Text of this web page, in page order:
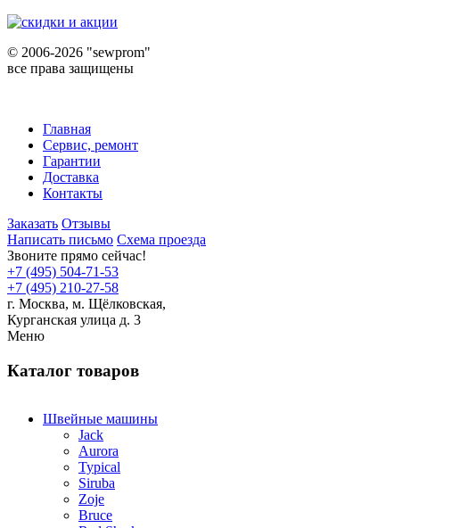
© 2006-2026 "sewprom"
все права защищены
Главная
Сервис, ремонт
Гарантии
Доставка
Контакты
Заказать Отзывы
Написать письмо Схема проезда
Звоните прямо сейчас!
+7 (495) 504-71-53
+7 (495) 210-27-58
г. Москва, м. Щёлковская,
Курганская улица д. 3
Меню
Каталог товаров
Швейные машины
Jack
Aurora
Typical
Siruba
Zoje
Bruce